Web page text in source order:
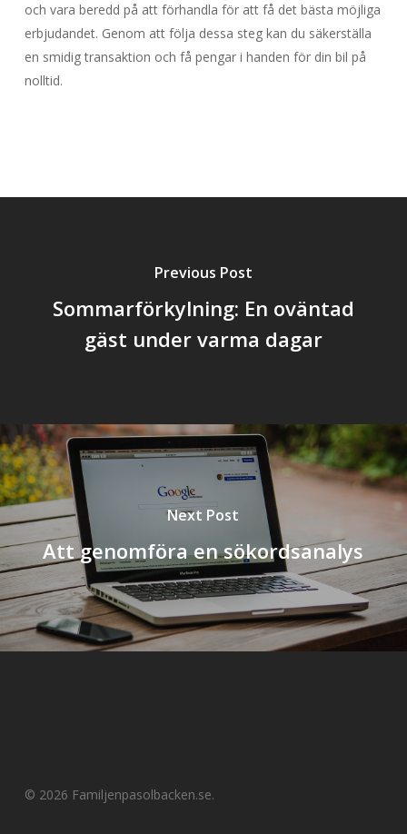
och vara beredd på att förhandla för att få det bästa möjliga
erbjudandet. Genom att följa dessa steg kan du säkerställa
en smidig transaktion och få pengar i handen för din bil på
nolltid.
Previous Post
Sommarförkylning: En oväntad
gäst under varma dagar
Next Post
Att genomföra en sökordsanalys
© 2026 Familjenpasolbacken.se.